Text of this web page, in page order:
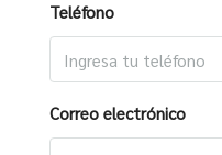
Teléfono
Correo electrónico